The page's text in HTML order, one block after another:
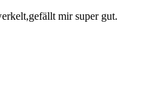
mir super gut.